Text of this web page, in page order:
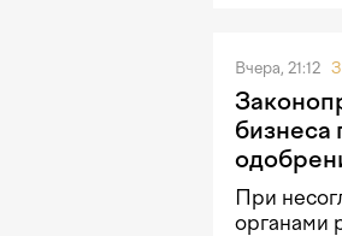
Вчера, 21:12
бизнеса
При
органами